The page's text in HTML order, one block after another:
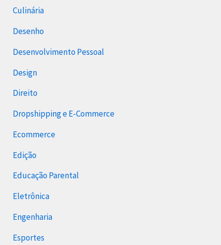
Culinária
Desenho
Desenvolvimento Pessoal
Design
Direito
Dropshipping e E-Commerce
Ecommerce
Edição
Educação Parental
Eletrônica
Engenharia
Esportes